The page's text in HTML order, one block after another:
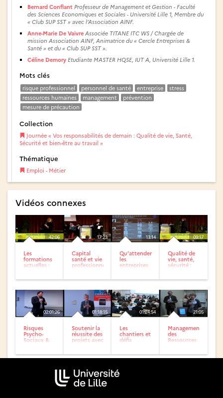
Bernard Conflant Professeur de Management et Gestion - Faculté
des Sciences Economiques et Sociales - Université Lille 1, Membre du
« Club SUP SST » avec l’Association AINF.
Anne-Marie De Vaivre Associée TITANE ITC WS / Chargée de
mission Association AINF, Animatrice du « Cercle Entreprises &
Santé » et du « Club SUP SST ».
Céline Demory Etudiante MASTER HQSE, IUT A, Université Lille 1.
Mots clés
risque professionnel personnel de santé entreprise
stress
ressources humaines
management
prévention
mesure de précaution
Collection
Journée « Vos responsabilités de demain : Qualité de vie, Santé,
Sécurité et bien-être au travail »
Thématique
Emploi - Métier
Vidéos connexes
42:06
Les
formations
actuelles :
17:23
Capital
santé et vie
professionnelle
13:14
Qu’attendent
les
entreprises
09:17
Qualité de
vie, santé,
sécurité :
02:01:26
Risques
Psycho-
Sociaux &
01:18:15
Soutenir la
réussite des
projets avec
01:24:54
Les
chantiers et
défis
les
21:05
Management
des
Ressources
entreprises